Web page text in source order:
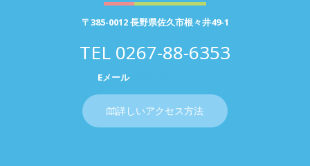
〒385-0012 長野県佐久市根々井49-1
TEL 0267-88-6353
Eメール
詳しいアクセス方法